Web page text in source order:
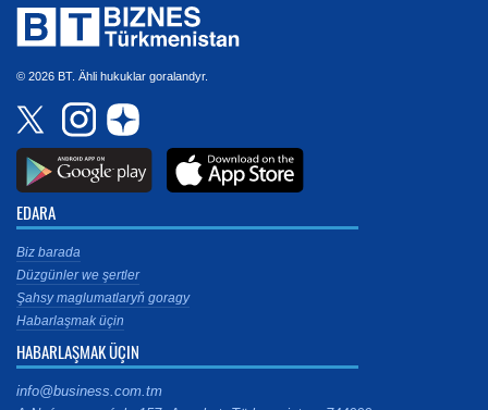
© 2026 BT. Ähli hukuklar goralandyr.
EDARA
Biz barada
Düzgünler we şertler
Şahsy maglumatlaryň goragy
Habarlaşmak üçin
HABARLAŞMAK ÜÇIN
info@business.com.tm